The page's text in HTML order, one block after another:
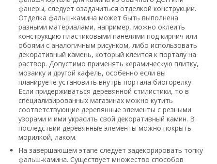
фанеры, следует озадачиться отделкой конструкции.
Отделка фальш-камина может быть выполнена
разными материалами, например, можно оклеить
конструкцию пластиковыми панелями под кирпич или
обоями с аналогичным рисунком, либо использовать
декоративный камень, который клеится к порталу на
раствор. Допустимо применять керамическую плитку,
мозаику и другой кафель, особенно если вы
планируете установить внутрь портала биогорелку.
Если придерживаться деревянной стилистики, то в
специализированных магазинах можно кутить
соответствующие деревянные элементы с резными
узорами и ими украсить свой декоративный камин. В
последствии деревянные элементы можно покрыть
морилкой, лаком.
На завершающем этапе следует задекорировать топку
фальш-камина. Существует множество способов